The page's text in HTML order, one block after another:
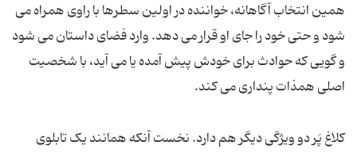
همین انتخاب آگاهانه، خواننده در اولین سطرها با راوی همراه می
شود و حتی خود را جای او قرار می دهد. وارد فضای داستان می شود
و گویی که حوادث برای خودش پیش آمده یا می آید، با شخصیت
اصلی همذات پنداری می کند.
کلاغ پَر دو ویژگی دیگر هم دارد. نخست آنکه همانند یک تابلوی